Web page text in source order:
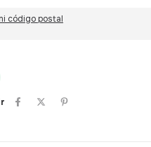
código postal